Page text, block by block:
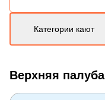
Категории кают
Верхняя палуба